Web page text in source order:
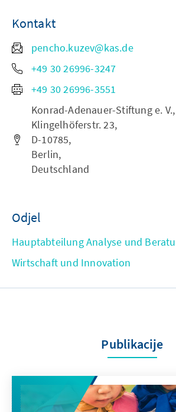
Kontakt
pencho.kuzev@kas.de
+49 30 26996-3247
+49 30 26996-3551
Konrad-Adenauer-Stiftung e. V.,
Klingelhöferstr. 23,
D-10785,
Berlin,
Deutschland
Odjel
Hauptabteilung Analyse und
Wirtschaft und Innovation
Publikacije